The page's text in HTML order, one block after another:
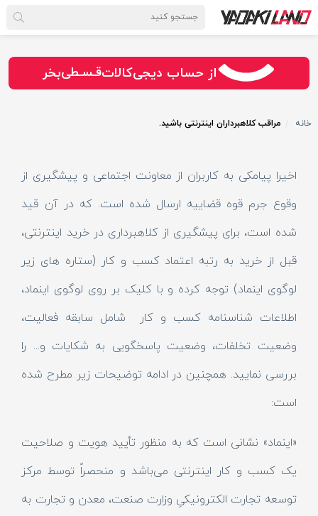
از حساب دیجی‌کالات
سـریــع
امـــــن
قـسـطیبخر
خانه مراقب کلاهبرداران اینترنتی باشید.
اخیرا پیامکی به کاربران از معاونت اجتماعی و پیشگیری از
وقوع جرم قوه قضاییه ارسال شده است. که در آن قید
شده است، برای پیشگیری از کلاهبرداری در خرید اینترنتی،
قبل از خرید به رتبه اعتماد کسب و کار (ستاره های زیر
لوگوی اینماد) توجه کرده و با کلیک بر روی لوگوی اینماد،
اطلاعات شناسنامه کسب و کار شامل سابقه فعالیت،
وضعیت تخلفات، وضعیت پاسخگویی به شکایات و... را
بررسی نمایید. همچنین در ادامه توضیحات زیر مطرح شده
است:
«اینماد» نشانی است که به منظور تأیید هویت و صلاحیت
یک کسب و کار اینترنتی می‌باشد و منحصراً توسط مرکز
توسعه تجارت الکترونیکیِ وزارت صنعت، معدن و تجارت به